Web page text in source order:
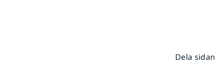
Dela sidan